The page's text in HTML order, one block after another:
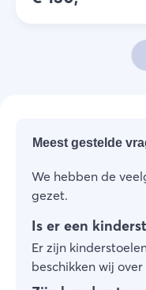
Meest gestelde
We hebben de
gezet.
Is er een
Er zijn
beschikken wij